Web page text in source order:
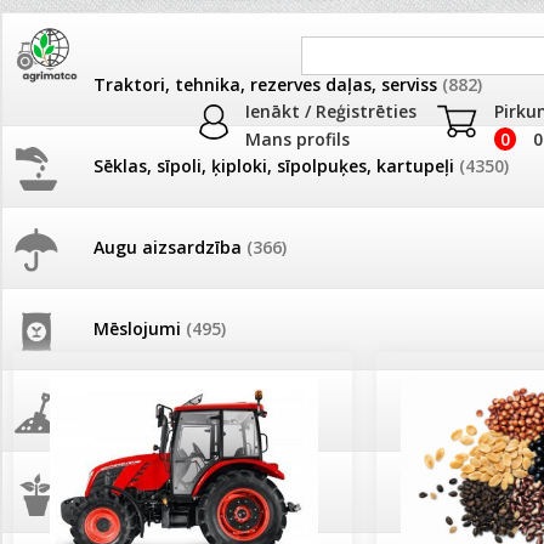
Ienākt / Reģistrēties
Mans profils
0
Traktori, tehnika, rezerves daļas, serviss (882)
Sēklas, sīpoli, ķiploki, sīpolpuķes, kartupeļi (4350)
Augu aizsardzība (366)
Mēslojumi (495)
Augsne, kūdra, mulča
Podi un kasetes(646)
JAUNUMI
Pašlasīšanas vietu katalogs
26.05. Vebinārs - Kā ierobežot
gliemežus piemājas dārzā un
Darba laiks Līgo svētkos
Ūdens piemērotības noteikšana
AKCIJAS
frēze + mulčieris +
AKCIJAS komplekts -
frontālais iekrāvējs
mulčieris + piekabe
AKCIJAS komplekts -
frēze + mulčieris